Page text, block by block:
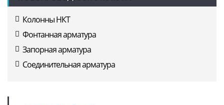
Колонны НКТ
Фонтанная арматура
Запорная арматура
Соединительная арматура